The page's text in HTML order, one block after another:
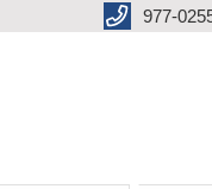
977-